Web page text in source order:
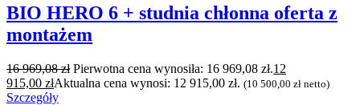
BIO HERO 6 + studnia chłonna oferta z
montażem
16 969,08zł Pierwotna cena wynosiła: 16 969,08 zł.12
915,00 złAktualna cena wynosi: 12 915,00 zł. (10 500,00 zł netto)
Szczegóły